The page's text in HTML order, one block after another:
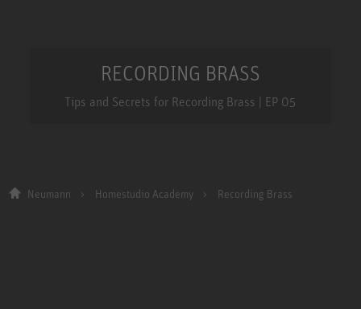
RECORDING BRASS
Tips and Secrets for Recording Brass | EP 05
Neumann Homestudio Academy Recording Brass